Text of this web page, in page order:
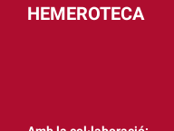
HEMEROTECA